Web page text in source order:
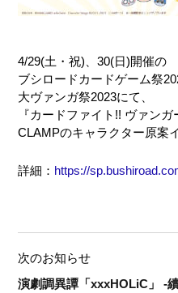
4/29(土・祝)、30(日)開催の
ブシロードカードゲーム祭
大ヴァンガ祭2023にて、
『カードファイト!! ヴァン
CLAMPのキャラクター原案
詳細： https://
次のお知らせ
演劇調異譚「xxxHOLiC」 -